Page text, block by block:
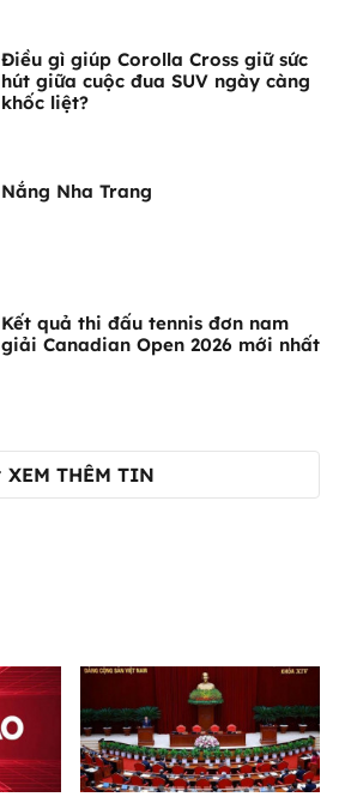
Điều gì giúp Corolla Cross giữ sức
hút giữa cuộc đua SUV ngày càng
khốc liệt?
Nắng Nha Trang
Kết quả thi đấu tennis đơn nam
giải Canadian Open 2026 mới nhất
XEM THÊM TIN